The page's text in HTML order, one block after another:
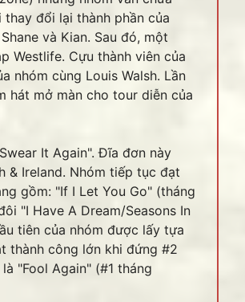
đổi lại thành phần của
và Kian. Sau đó, một
Westlife. Cựu thành viên của
nhóm cùng Louis Walsh. Lần
hát mở màn cho tour diễn của
It Again". Đĩa đơn này
& Ireland. Nhóm tiếp tục đạt
gồm: "If I Let You Go" (tháng
"I Have A Dream/Seasons In
tiên của nhóm được lấy tựa
thành công lớn khi đứng #2
"Fool Again" (#1 tháng